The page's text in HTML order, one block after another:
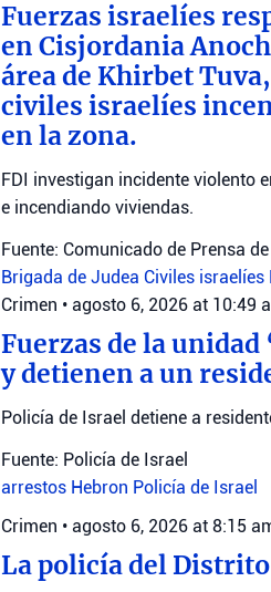
Fuerzas israelíes
en Cisjordania
área de Khirbet
civiles israelíes
en la zona.
FDI investigan incidente violento
e incendiando viviendas.
Fuente: Comunicado de Prensa de
Brigada de Judea Civiles israelíes
Crimen • agosto 6, 2026 at 10:49
Fuerzas de la unidad
y detienen a un
Policía de Israel detiene a
Fuente: Policía de Israel
arrestos Hebron Policía de Israel
Crimen • agosto 6, 2026 at 8:15
La policía del